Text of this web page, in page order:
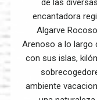
de las
encantadora
Algarve
Arenoso a lo largo
con sus islas,
ambiente